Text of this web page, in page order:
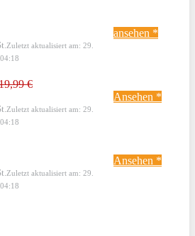
Zuletzt aktualisiert am: 29.
ansehen *
€
Zuletzt aktualisiert am: 29.
Ansehen *
Zuletzt aktualisiert am: 29.
Ansehen *